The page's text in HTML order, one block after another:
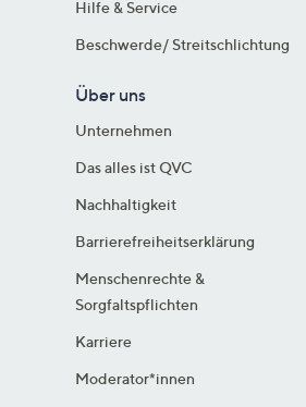
Hilfe & Service
Beschwerde/ Streitschlichtung
Über uns
Unternehmen
Das alles ist QVC
Nachhaltigkeit
Barrierefreiheitserklärung
Menschenrechte &
Sorgfaltspflichten
Karriere
Moderator*innen